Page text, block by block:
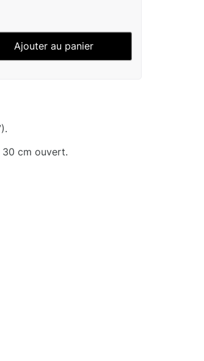
Ajouter au panier
cm ouvert.